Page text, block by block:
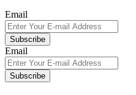
Email
Subscribe
Email
Subscribe